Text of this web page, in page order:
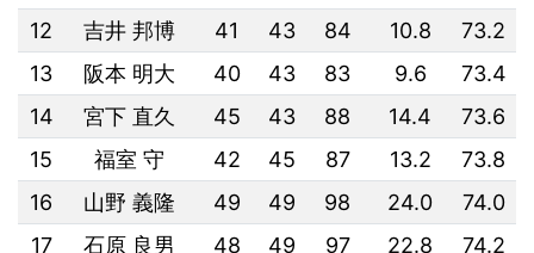
12 吉井 邦博 41 43 84 10.8
73.2
13
阪本 明大 40 43 83 9.6
73.4
14
宮下 直久 45 43 88 14.4
73.6
15
福室 守 42 45 87 13.2
73.8
16
山野 義隆 49 49 98 24.0
74.0
17
石原 良男 48 49 97 22.8
74.2